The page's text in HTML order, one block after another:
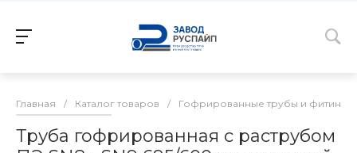
Главная / Каталог товаров / Гофрированные трубы и фитинги
Труба гофрированная с раструбом